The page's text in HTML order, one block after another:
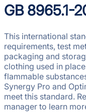
GB 8965.1-
This international
requirements, test
packaging and
clothing used in
flammable
Synergy Pro and
meet this standard.
manager to learn